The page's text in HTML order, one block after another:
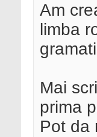
Am
limba
Mai
prima
Pot da